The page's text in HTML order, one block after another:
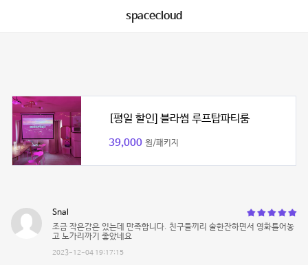
spacecloud
[평일 할인] 블라썸 루프탑파티룸
39,000 원/패키지
Snal
조금 작은감은 있는데 만족합니다. 친구들끼리 술한잔하면서 영화틀어놓
고 노가리까기 좋았네요
2023-12-04 19:17:15